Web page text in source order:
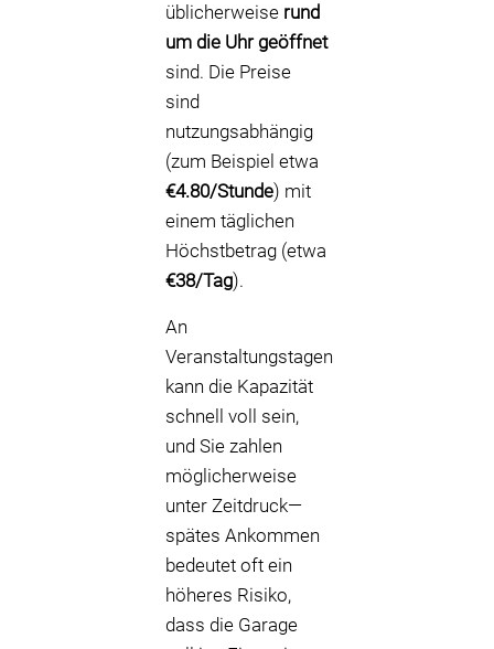
üblicherweise rund
um die Uhr geöffnet
sind. Die Preise
sind
nutzungsabhängig
(zum Beispiel etwa
€4.80/Stunde) mit
einem täglichen
Höchstbetrag (etwa
€38/Tag).
An
Veranstaltungstagen
kann die Kapazität
schnell voll sein,
und Sie zahlen
möglicherweise
unter Zeitdruck—
spätes Ankommen
bedeutet oft ein
höheres Risiko,
dass die Garage